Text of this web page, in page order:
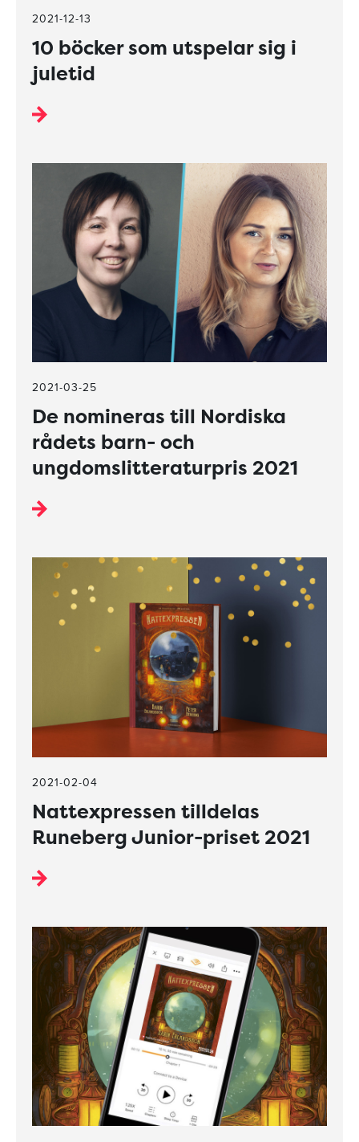
2021-12-13
10 böcker som utspelar sig i
juletid
2021-03-25
De nomineras till Nordiska
rådets barn- och
ungdomslitteraturpris 2021
2021-02-04
Nattexpressen tilldelas
Runeberg Junior-priset 2021